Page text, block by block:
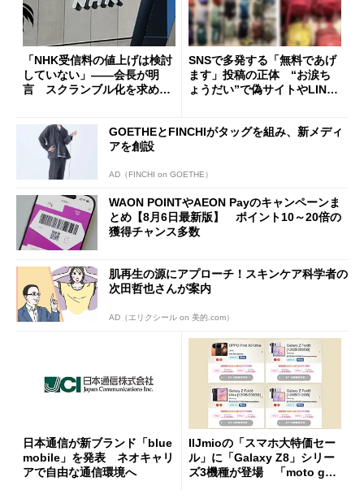
「NHK受信料の値上げは検討
していない」――会長が明
言 スクランブル化を求める
SNSで多発する「無料であげ
ます」投稿の正体 “お涙ち
ょうだい”で偽サイトやLINE
GOETHEとFINCHIがタッグを組み、新メディ
アを創設
AD（FINCHI on GOETHE）
WAON POINTやAEON Payのキャンペーンま
とめ【8月6日最新版】 ポイント10～20倍の
獲得チャンス多数
肌再生の源にアプローチ！スキンケア科学者の
次田哲也さんが案内
AD（エリクシール on 美的.com）
日本通信が新ブランド「blue
mobile」を発表 ネオキャリ
アで自由な通信環境へ
IIJmioの「スマホ大特価セー
ル」に「Galaxy Z8」シリー
ズ3機種が登場 「moto g37